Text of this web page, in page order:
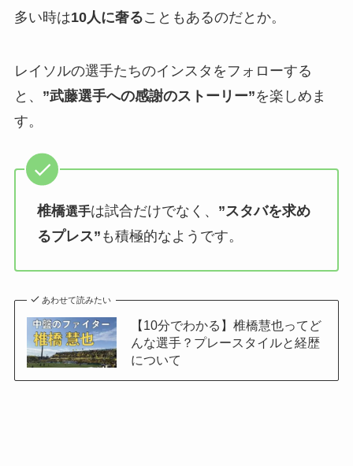
多い時は10人に奢ることもあるのだとか。
レイソルの選手たちのインスタをフォローする
と、 ”武藤選手への感謝のストーリー”を楽しめま
す。
椎橋選手は試合だけでなく、 ”スタバを求め
るプレス” も積極的なようです。
あわせて読みたい
【10分でわかる】椎橋慧也ってど
んな選手？プレースタイルと経歴
について